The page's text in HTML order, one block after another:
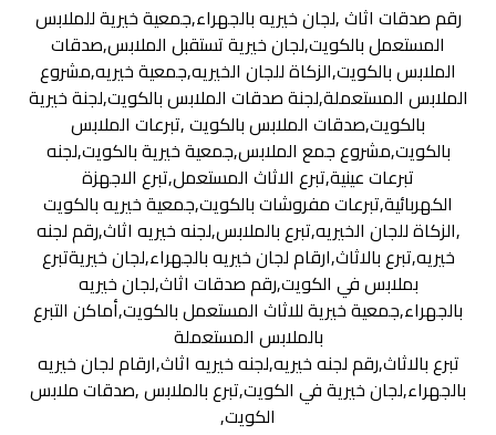
رقم صدقات اثاث ,لجان خيريه بالجهراء,جمعية خيرية للملابس
المستعمل بالكويت,لجان خيرية تستقبل الملابس,صدقات
الملابس بالكويت,الزكاة للجان الخيريه,جمعية خيريه,مشروع
الملابس المستعملة,لجنة صدقات الملابس بالكويت,لجنة خيرية
بالكويت,صدقات الملابس بالكويت ,تبرعات الملابس
بالكويت,مشروع جمع الملابس,جمعية خيرية بالكويت,لجنه
تبرعات عينية,تبرع الاثاث المستعمل,تبرع الاجهزة
الكهربائية,تبرعات مفروشات بالكويت,جمعية خيريه بالكويت
,الزكاة للجان الخيريه,تبرع بالملابس,لجنه خيريه اثاث,رقم لجنه
خيريه,تبرع بالاثاث,ارقام لجان خيريه بالجهراء,لجان خيريةتبرع
بملابس في الكويت,رقم صدقات اثاث,لجان خيريه
بالجهراء,جمعية خيرية للاثاث المستعمل بالكويت,أماكن التبرع
بالملابس المستعملة
تبرع بالاثاث,رقم لجنه خيريه,لجنه خيريه اثاث,ارقام لجان خيريه
بالجهراء,لجان خيرية في الكويت,تبرع بالملابس ,صدقات ملابس
الكويت,